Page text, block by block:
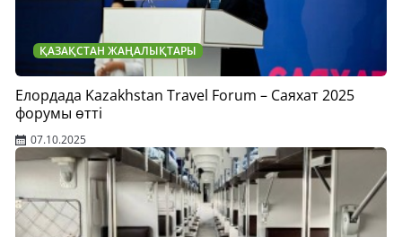
ҚАЗАҚСТАН ЖАҢАЛЫҚТАРЫ
Елордада Kazakhstan Travel Forum – Саяхат 2025
форумы өтті
07.10.2025